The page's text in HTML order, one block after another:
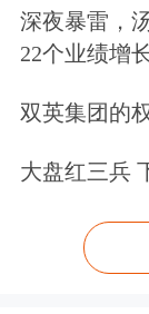
可能是本
析师评选了
上证报记
声明的券
除后续还
深夜暴雷，
22个业绩增
双英集团的
大盘红三兵